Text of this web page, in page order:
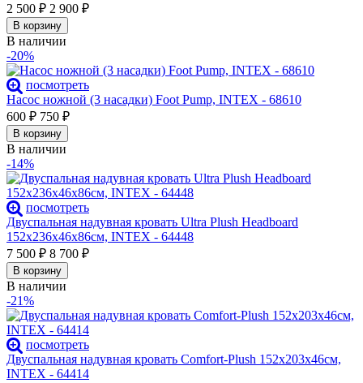
2 500 ₽ 2 900 ₽
В корзину
В наличии
-20%
посмотреть
Насос ножной (3 насадки) Foot Pump, INTEX - 68610
600 ₽ 750 ₽
В корзину
В наличии
-14%
посмотреть
Двуспальная надувная кровать Ultra Plush Headboard
152х236х46х86см, INTEX - 64448
7 500 ₽ 8 700 ₽
В корзину
В наличии
-21%
посмотреть
Двуспальная надувная кровать Comfort-Plush 152х203х46см,
INTEX - 64414